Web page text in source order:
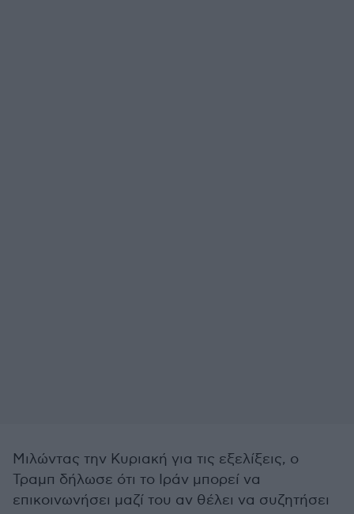
Μιλώντας την Κυριακή για τις εξελίξεις, ο
Τραμπ δήλωσε ότι το Ιράν μπορεί να
επικοινωνήσει μαζί του αν θέλει να συζητήσει